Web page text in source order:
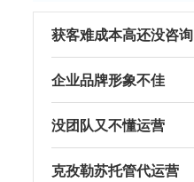
获客难成本高还没咨询
企业品牌形象不佳
没团队又不懂运营
克孜勒苏托管代运营